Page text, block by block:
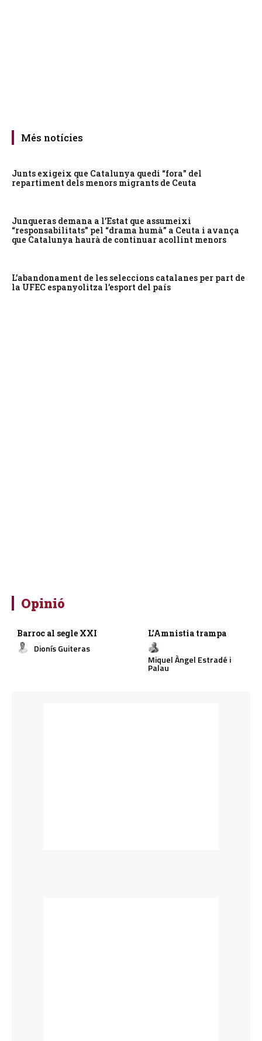
Més notícies
Junts exigeix que Catalunya quedi “fora” del
repartiment dels menors migrants de Ceuta
Junqueras demana a l’Estat que assumeixi
“responsabilitats” pel “drama humà” a Ceuta i avança
que Catalunya haurà de continuar acollint menors
L’abandonament de les seleccions catalanes per part de
la UFEC espanyolitza l’esport del país
Opinió
Barroc al segle XXI
Dionís Guiteras
L’Amnistia trampa
Miquel Àngel Estradé i
Palau